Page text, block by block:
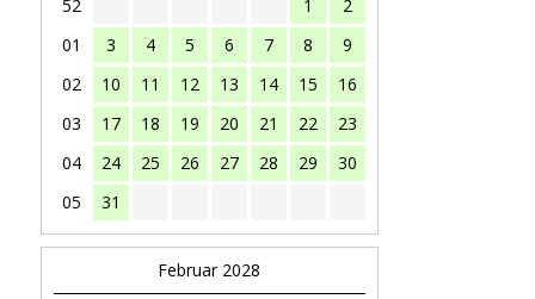
52
1
2
01
3 4 5 6 7 8
9
02
10 11 12 13 14 15
16
03
17 18 19 20 21 22
23
04
24 25 26 27 28 29
30
05
31
Februar 2028